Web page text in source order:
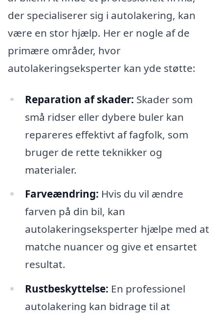
der specialiserer sig i autolakering, kan
være en stor hjælp. Her er nogle af de
primære områder, hvor
autolakeringseksperter kan yde støtte:
Reparation af skader: Skader som
små ridser eller dybere buler kan
repareres effektivt af fagfolk, som
bruger de rette teknikker og
materialer.
Farveændring: Hvis du vil ændre
farven på din bil, kan
autolakeringseksperter hjælpe med at
matche nuancer og give et ensartet
resultat.
Rustbeskyttelse: En professionel
autolakering kan bidrage til at